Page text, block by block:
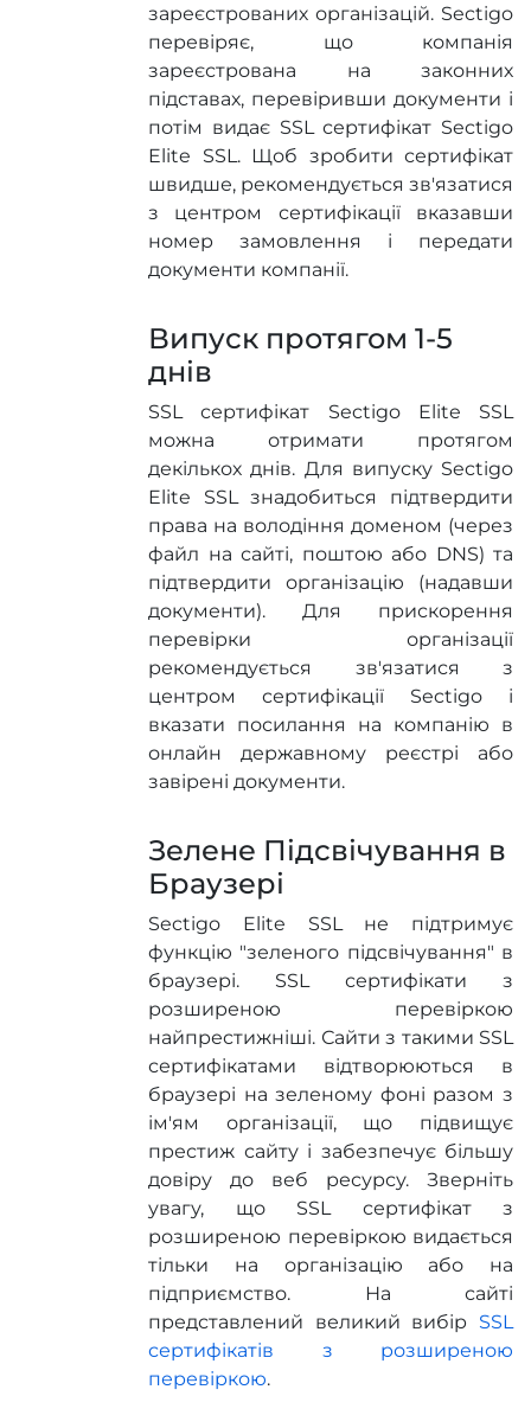
зареєстрованих організацій. Sectigo
перевіряє, що компанія
зареєстрована на законних
підставах, перевіривши документи і
потім видає SSL сертифікат Sectigo
Elite SSL. Щоб зробити сертифікат
швидше, рекомендується зв'язатися
з центром сертифікації вказавши
номер замовлення і передати
документи компанії.
Випуск протягом 1-5
днів
SSL сертифікат Sectigo Elite SSL
можна отримати протягом
декількох днів. Для випуску Sectigo
Elite SSL знадобиться підтвердити
права на володіння доменом (через
файл на сайті, поштою або DNS) та
підтвердити організацію (надавши
документи). Для прискорення
перевірки організації
рекомендується зв'язатися з
центром сертифікації Sectigo і
вказати посилання на компанію в
онлайн державному реєстрі або
завірені документи.
Зелене Підсвічування в
Браузері
Sectigo Elite SSL не підтримує
функцію "зеленого підсвічування" в
браузері. SSL сертифікати з
розширеною перевіркою
найпрестижніші. Сайти з такими SSL
сертифікатами відтворюються в
браузері на зеленому фоні разом з
ім'ям організації, що підвищує
престиж сайту і забезпечує більшу
довіру до веб ресурсу. Зверніть
увагу, що SSL сертифікат з
розширеною перевіркою видається
тільки на організацію або на
підприємство. На сайті
представлений великий вибір SSL
сертифікатів з розширеною
перевіркою.